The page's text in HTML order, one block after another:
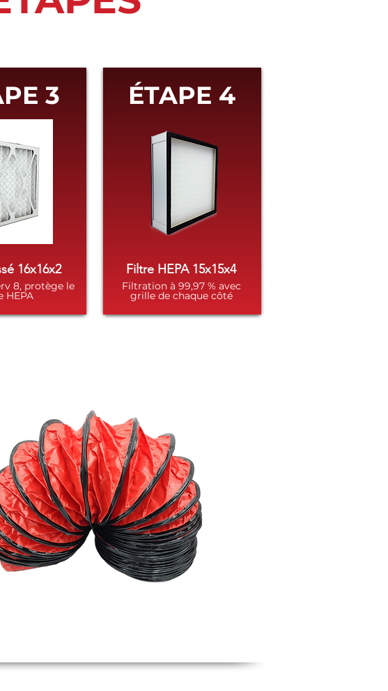
3
16x16x2
8, protège le
HEPA
ÉTAPE 4
Filtre HEPA 15x15x4
Filtration à 99,97 % avec
grille de chaque côté